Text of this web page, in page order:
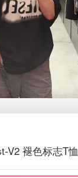
V2 褪色标志T恤